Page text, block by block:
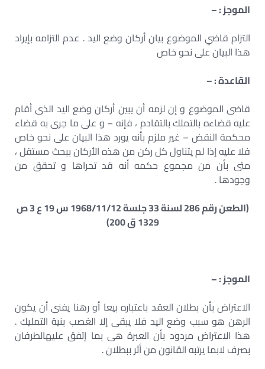
الموجز : –
التزام قاضي الموضوع بيان أركان وضع اليد . عدم التزامه بإيراد
هذا البيان على نحو خاص
القاعدة : –
قاضى الموضوع و إن لزمه أن يبين أركان وضع اليد الذى أقام
عليه قضاءه بالتملك بالتقادم ، فإنه – و على ما جرى به قضاء
محكمة النقض – غير ملزم بأنه يورد هذا البيان على نحو خاص
فلا عليه إذا لم يتناول كل ركن من هذه الأركان ببحث مستقل ،
متى بأن من مجموع حكمه أنه قد تحراها و تحقق من
وجودها .
(الطعن رقم 286 لسنة 33 جلسة 1968/11/12 س 19 ع 3 ص
1329 ق 200)
الموجز : –
الاعتراض بأن بطلان العقد باعتباره بيعا أو رهنا يفنى أن يكون
الرهن هو سبب وضع اليد فلا يبقى إلا الغصب بنية التمليك .
هذا الاعتراض مردود بأن العبرة هى بما إتفق عليهالطرفان
بصرف لابما يرتبه القانون من أثر ببطلان .